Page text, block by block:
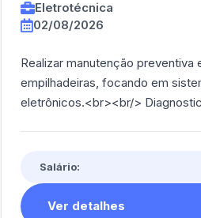
Eletrotécnica
02/08/2026
Realizar manutenção preventiva
empilhadeiras, focando em
eletrônicos.<br><br/>
Salário:
Ver detalhes